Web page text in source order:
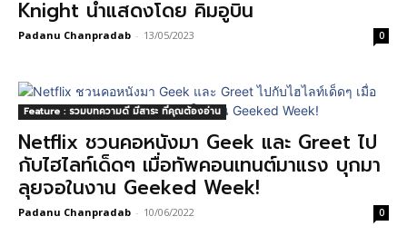
Knight นำแสดงโดย คิมอูบิน
Padanu Chanpradab - 13/05/2023 0
Feature : รวมบทความดี มีสาระ ที่คุณต้องอ่าน
Netflix ชวนคอหนังมา Geek และ Greet ไป
กับไฮไลท์เด็ดๆ เมื่อทัพคอนเทนต์มาแรง บุกมา
ลุยจอในงาน Geeked Week!
Padanu Chanpradab - 10/06/2022 0